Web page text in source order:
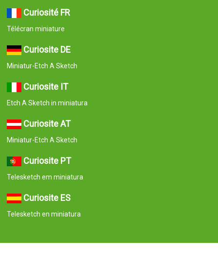
Curiosité FR
Télécran miniature
Curiosite DE
Miniatur-Etch A Sketch
Curiosite IT
Etch A Sketch in miniatura
Curiosite AT
Miniatur-Etch A Sketch
Curiosite PT
Telesketch em miniatura
Curiosite ES
Telesketch en miniatura